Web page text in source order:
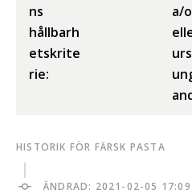
ns
hållbarh
etskrite
rie:
a/
HISTORIK FÖR FÄRSK PASTA
ÄNDRAD: 2021-02-05 17:09